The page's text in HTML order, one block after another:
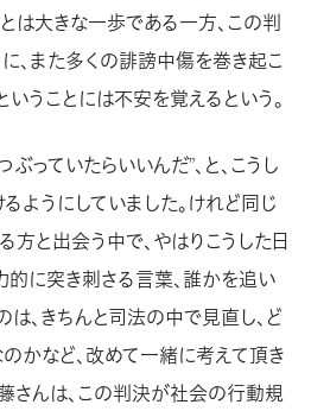
は大きな一歩である一方、この判
、また多くの誹謗中傷を巻き起こ
うことには不安を覚えるという。
っていたらいいんだ”、と、こうし
ようにしていました。けれど同じ
方と出会う中で、やはりこうした日
的に突き刺さる言葉、誰かを追い
、きちんと司法の中で見直し、ど
かなど、改めて一緒に考えて頂き
さんは、この判決が社会の行動規